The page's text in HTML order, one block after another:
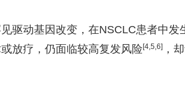
驱动基因改变，在NSCLC患者中发
放疗，仍面临较高复发风险 [4,5,6]
，